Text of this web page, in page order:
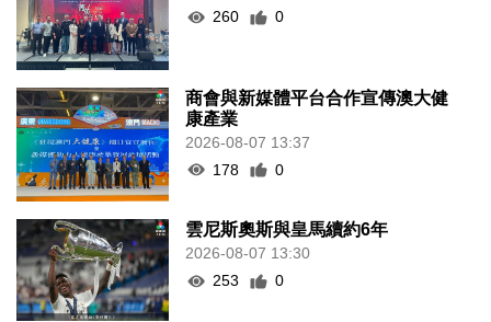
260
0
商會與新媒體平台合作宣傳澳大健
康產業
2026-08-07 13:37
178
0
雲尼斯奧斯與皇馬續約6年
2026-08-07 13:30
253
0